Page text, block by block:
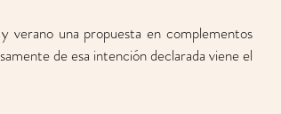
verano una propuesta en complementos
de esa intención declarada viene el